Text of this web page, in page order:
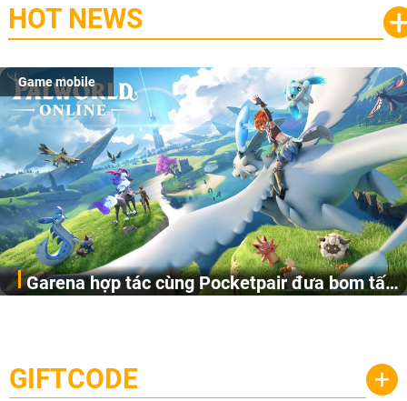
HOT NEWS
Game mobile
Garena hợp tác cùng Pocketpair đưa bom tấn
cầu, theo giấy phép chính thức từ công ty game Nhật Bản
Pocketpair, Inc.
GIFTCODE +